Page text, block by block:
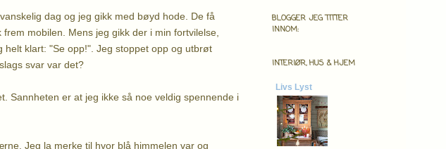
dag og jeg gikk med bøyd hode. De få
mobilen. Mens jeg gikk der i min fortvilelse,
klart: "Se opp!". Jeg stoppet opp og utbrøt
svar var det?
Sannheten er at jeg ikke så noe veldig spennende i
Jeg la merke til hvor blå himmelen var og
BLOGGER JEG TITTER
INNOM:
INTERIØR, HUS & HJEM
Livs Lyst